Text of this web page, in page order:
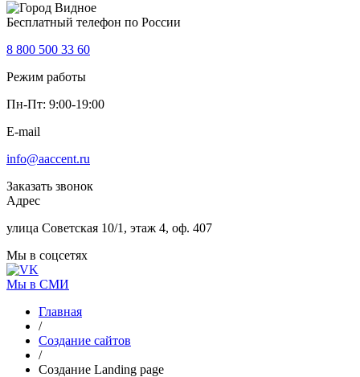
Видное
Бесплатный телефон по России
8 800 500 33 60
Режим работы
Пн-Пт: 9:00-19:00
E-mail
info@aaccent.ru
Заказать звонок
Адрес
улица Советская 10/1, этаж 4, оф. 407
Мы в соцсетях
Мы в СМИ
Главная
/
Создание сайтов
/
Создание Landing page